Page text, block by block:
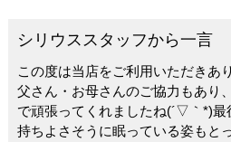
o
o
k
シリウススタッフから一言
この度は当店をご利用いただきあ
父さん・お母さんのご協力もあり
で頑張ってくれましたね(´▽｀*)
持ちよさそうに眠っている姿もと